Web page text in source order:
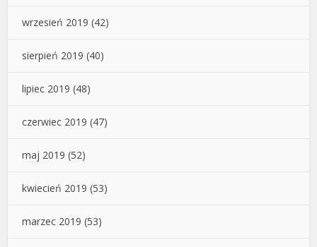
wrzesień 2019 (42)
sierpień 2019 (40)
lipiec 2019 (48)
czerwiec 2019 (47)
maj 2019 (52)
kwiecień 2019 (53)
marzec 2019 (53)